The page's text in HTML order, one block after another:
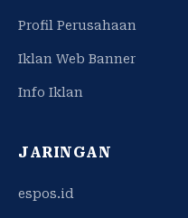
Profil Perusahaan
Iklan Web Banner
Info Iklan
JARINGAN
espos.id